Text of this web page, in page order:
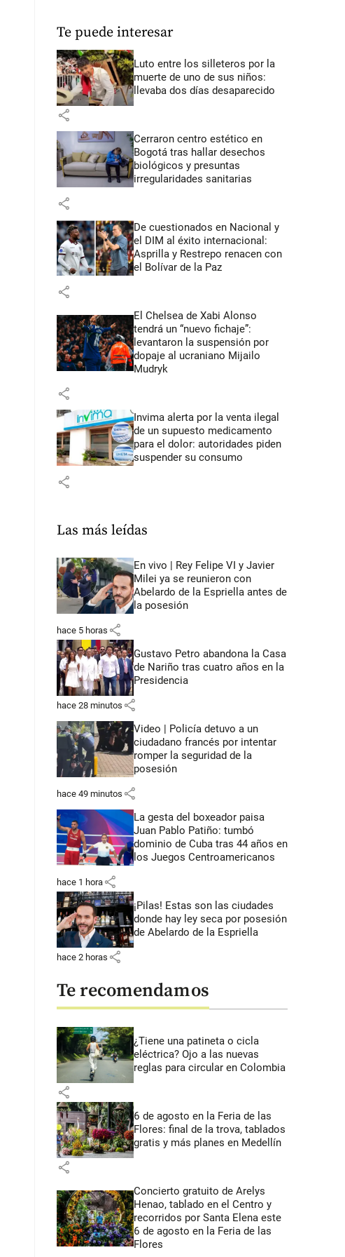
Te puede interesar
Luto entre los silleteros por la
muerte de uno de sus niños:
llevaba dos días desaparecido
share
Cerraron centro estético en
Bogotá tras hallar desechos
biológicos y presuntas
irregularidades sanitarias
share
De cuestionados en Nacional y
el DIM al éxito internacional:
Asprilla y Restrepo renacen con
el Bolívar de la Paz
share
El Chelsea de Xabi Alonso
tendrá un “nuevo fichaje”:
levantaron la suspensión por
dopaje al ucraniano Mijailo
Mudryk
share
Invima alerta por la venta ilegal
de un supuesto medicamento
para el dolor: autoridades piden
suspender su consumo
share
Las más leídas
En vivo | Rey Felipe VI y Javier
Milei ya se reunieron con
Abelardo de la Espriella antes de
la posesión
hace 5 horas share
Gustavo Petro abandona la Casa
de Nariño tras cuatro años en la
Presidencia
hace 28 minutos share
Video | Policía detuvo a un
ciudadano francés por intentar
romper la seguridad de la
posesión
hace 49 minutos share
La gesta del boxeador paisa
Juan Pablo Patiño: tumbó
dominio de Cuba tras 44 años en
los Juegos Centroamericanos
hace 1 hora share
¡Pilas! Estas son las ciudades
donde hay ley seca por posesión
de Abelardo de la Espriella
hace 2 horas share
Te recomendamos
¿Tiene una patineta o cicla
eléctrica? Ojo a las nuevas
reglas para circular en Colombia
share
6 de agosto en la Feria de las
Flores: final de la trova, tablados
gratis y más planes en Medellín
share
Concierto gratuito de Arelys
Henao, tablado en el Centro y
recorridos por Santa Elena este
6 de agosto en la Feria de las
Flores